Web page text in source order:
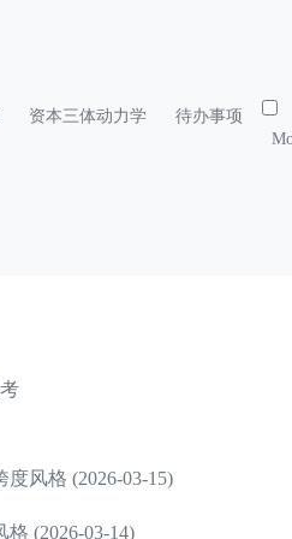
资本三体动力学
待办事项
风格 (2026-03-15)
(2026-03-14)